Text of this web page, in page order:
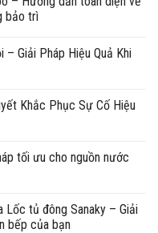
bảo trì
– Giải Pháp Hiệu Quả Khi
Khắc Phục Sự Cố Hiệu
tối ưu cho nguồn nước
Lốc tủ đông Sanaky – Giải
bếp của bạn